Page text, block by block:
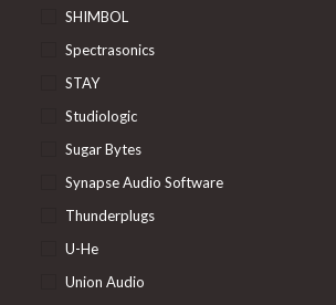
SHIMBOL
Spectrasonics
STAY
Studiologic
Sugar Bytes
Synapse Audio Software
Thunderplugs
U-He
Union Audio